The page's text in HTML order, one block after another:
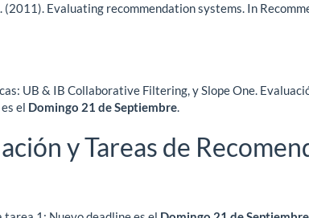
(2011). Evaluating recommendation systems. In
UB & IB Collaborative Filtering, y Slope One.
el Domingo 21 de Septiembre
y Tareas de